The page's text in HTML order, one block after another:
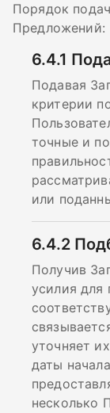
Порядок
Предложений:
6.4.1
Подавая
критерии
точные и
или
6.4.2
Получив
усилия для
уточняет
даты
несколько